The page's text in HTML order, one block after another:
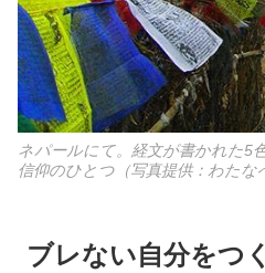
ネパールにて。経文が書かれた5
信仰のひとつ（写真提供：わたな
ブレない自分をつ